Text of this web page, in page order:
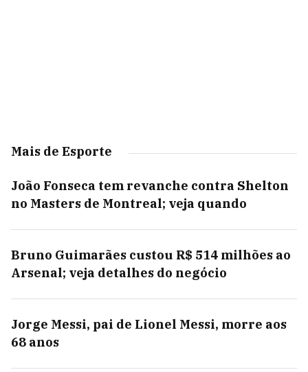
Mais de Esporte
João Fonseca tem revanche contra Shelton
no Masters de Montreal; veja quando
Bruno Guimarães custou R$ 514 milhões ao
Arsenal; veja detalhes do negócio
Jorge Messi, pai de Lionel Messi, morre aos
68 anos